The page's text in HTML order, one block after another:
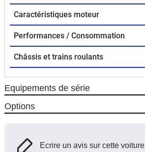
Caractéristiques moteur
Performances / Consommation
Châssis et trains roulants
Equipements de série
Options
Ecrire un avis sur cette voiture